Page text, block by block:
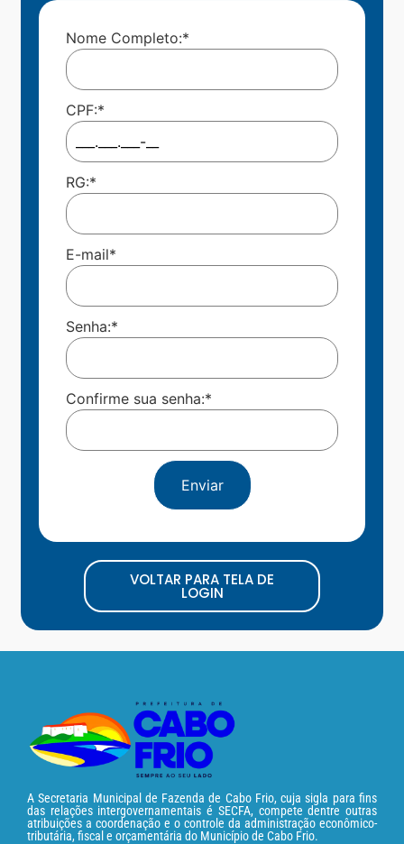
Nome Completo:*
CPF:*
RG:*
E-mail*
Senha:*
Confirme sua senha:*
Enviar
VOLTAR PARA TELA DE
LOGIN
A Secretaria Municipal de Fazenda de Cabo Frio, cuja sigla para fins
das relações intergovernamentais é SECFA, compete dentre outras
atribuições a coordenação e o controle da administração econômico-
tributária, fiscal e orçamentária do Município de Cabo Frio.